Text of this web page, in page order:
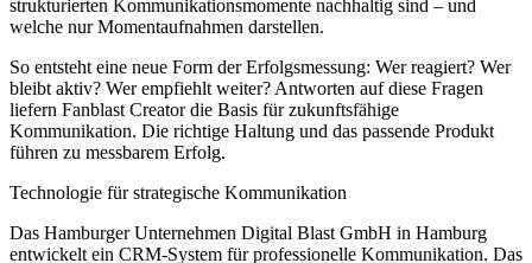
strukturierten Kommunikationsmomente nachhaltig sind – und
welche nur Momentaufnahmen darstellen.
So entsteht eine neue Form der Erfolgsmessung: Wer reagiert? Wer
bleibt aktiv? Wer empfiehlt weiter? Antworten auf diese Fragen
liefern Fanblast Creator die Basis für zukunftsfähige
Kommunikation. Die richtige Haltung und das passende Produkt
führen zu messbarem Erfolg.
Technologie für strategische Kommunikation
Das Hamburger Unternehmen Digital Blast GmbH in Hamburg
entwickelt ein CRM-System für professionelle Kommunikation. Das